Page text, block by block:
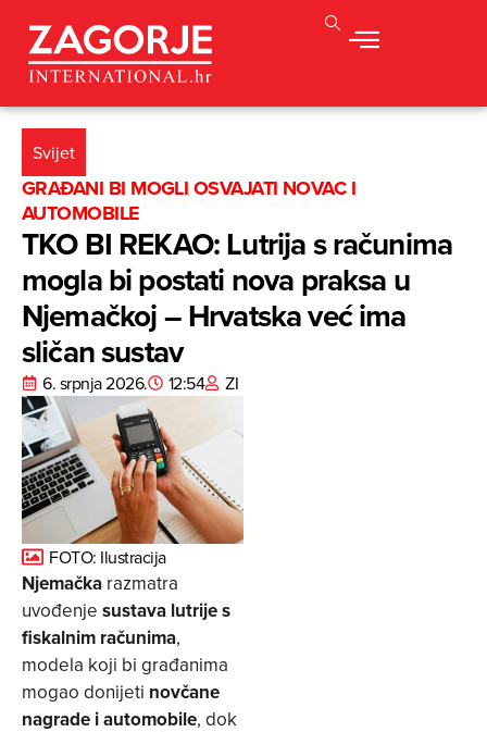
Svijet
GRAĐANI BI MOGLI OSVAJATI NOVAC I
AUTOMOBILE
TKO BI REKAO: Lutrija s računima
mogla bi postati nova praksa u
Njemačkoj – Hrvatska već ima
sličan sustav
6. srpnja 2026. 12:54 ZI
FOTO: Ilustracija
Njemačka razmatra
uvođenje sustava lutrije s
fiskalnim računima,
modela koji bi građanima
mogao donijeti novčane
nagrade i automobile, dok